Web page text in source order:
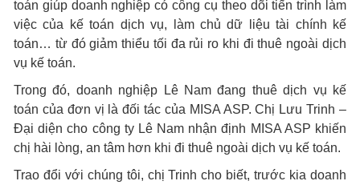
toán giúp doanh nghiệp có công cụ theo dõi tiến trình làm
việc của kế toán dịch vụ, làm chủ dữ liệu tài chính kế
toán… từ đó giảm thiểu tối đa rủi ro khi đi thuê ngoài dịch
vụ kế toán.
Trong đó, doanh nghiệp Lê Nam đang thuê dịch vụ kế
toán của đơn vị là đối tác của MISA ASP. Chị Lưu Trinh –
Đại diện cho công ty Lê Nam nhận định MISA ASP khiến
chị hài lòng, an tâm hơn khi đi thuê ngoài dịch vụ kế toán.
Trao đổi với chúng tôi, chị Trinh cho biết, trước kia doanh